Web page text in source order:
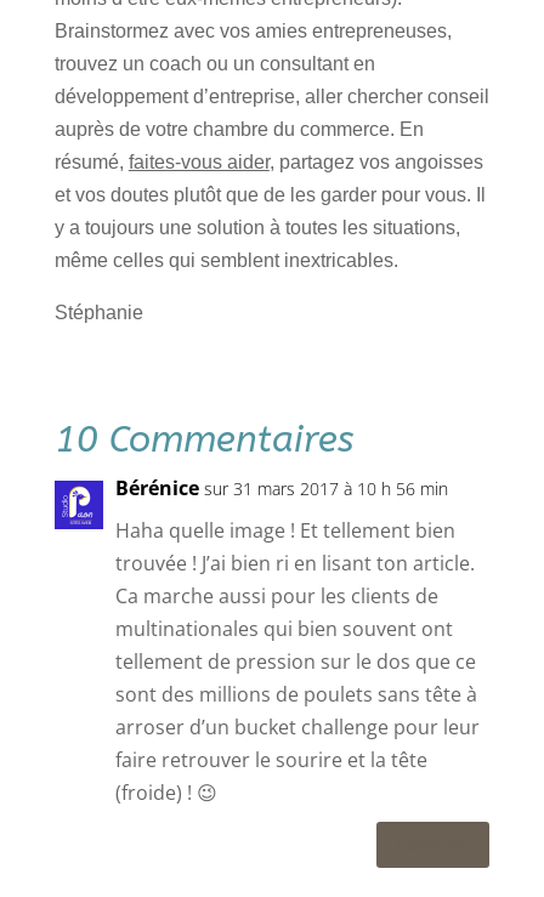
Brainstormez avec vos amies entrepreneuses,
trouvez un coach ou un consultant en
développement d’entreprise, aller chercher conseil
auprès de votre chambre du commerce. En
résumé, faites-vous aider, partagez vos angoisses
et vos doutes plutôt que de les garder pour vous. Il
y a toujours une solution à toutes les situations,
même celles qui semblent inextricables.
Stéphanie
10 Commentaires
Bérénice sur 31 mars 2017 à 10 h 56 min
Haha quelle image ! Et tellement bien
trouvée ! J’ai bien ri en lisant ton article.
Ca marche aussi pour les clients de
multinationales qui bien souvent ont
tellement de pression sur le dos que ce
sont des millions de poulets sans tête à
arroser d’un bucket challenge pour leur
faire retrouver le sourire et la tête
(froide) ! 😉